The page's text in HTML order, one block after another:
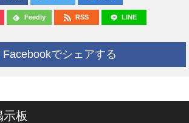
Feedly RSS LINE
Facebookでシェアする
示板